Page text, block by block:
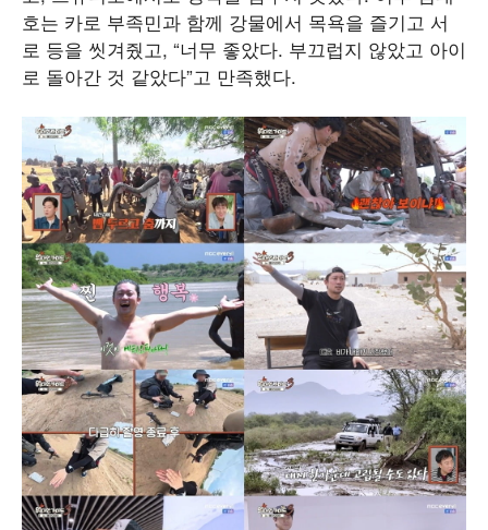
호는 카로 부족민과 함께 강물에서 목욕을 즐기고 서
로 등을 씻겨줬고, “너무 좋았다. 부끄럽지 않았고 아이
로 돌아간 것 같았다”고 만족했다.